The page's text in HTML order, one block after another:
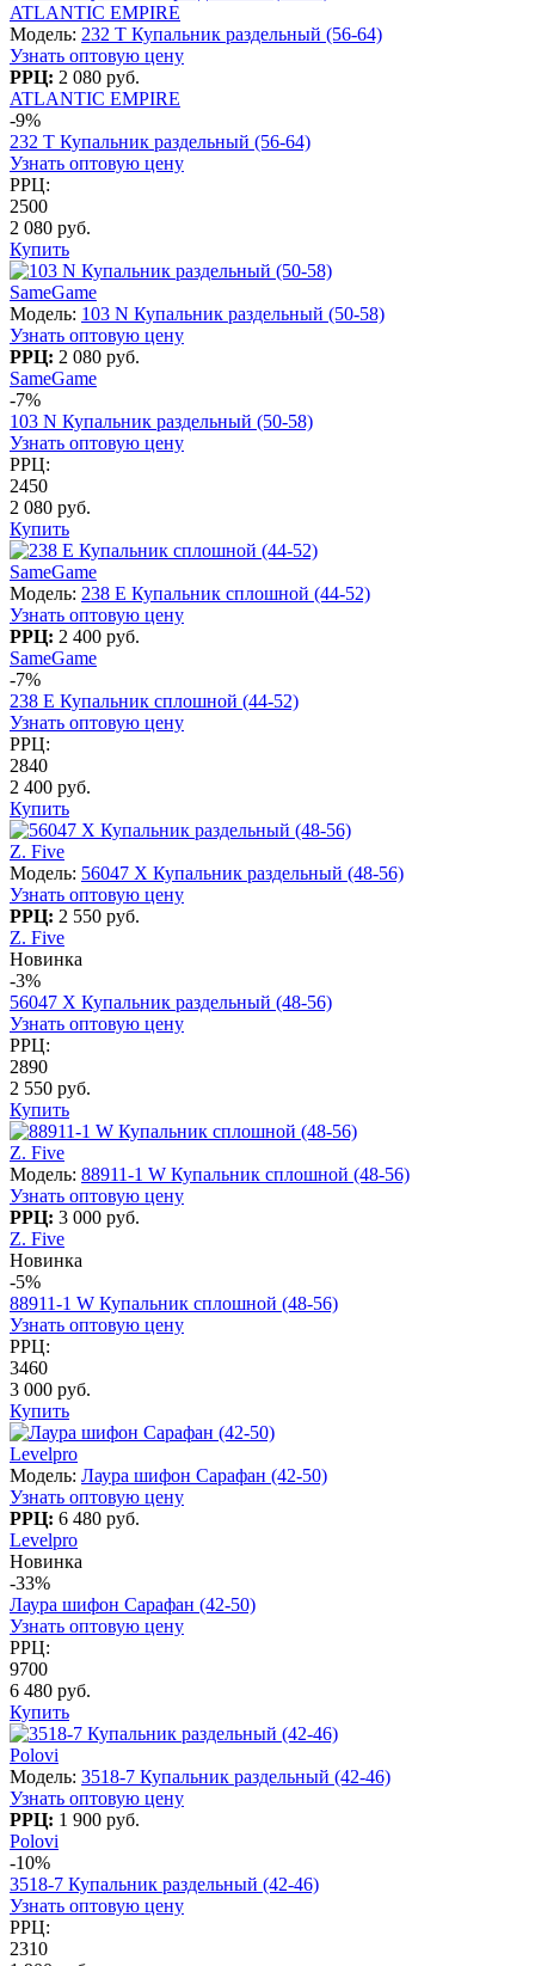
ATLANTIC EMPIRE
Модель: 232 T Купальник раздельный (56-64)
Узнать оптовую цену
РРЦ: 2 080 руб.
ATLANTIC EMPIRE
-9%
232 T Купальник раздельный (56-64)
Узнать оптовую цену
РРЦ:
2500
2 080 руб.
Купить
SameGame
Модель: 103 N Купальник раздельный (50-58)
Узнать оптовую цену
РРЦ: 2 080 руб.
SameGame
-7%
103 N Купальник раздельный (50-58)
Узнать оптовую цену
РРЦ:
2450
2 080 руб.
Купить
SameGame
Модель: 238 E Купальник сплошной (44-52)
Узнать оптовую цену
РРЦ: 2 400 руб.
SameGame
-7%
238 E Купальник сплошной (44-52)
Узнать оптовую цену
РРЦ:
2840
2 400 руб.
Купить
Z. Five
Модель: 56047 Х Купальник раздельный (48-56)
Узнать оптовую цену
РРЦ: 2 550 руб.
Z. Five
Новинка
-3%
56047 Х Купальник раздельный (48-56)
Узнать оптовую цену
РРЦ:
2890
2 550 руб.
Купить
Z. Five
Модель: 88911-1 W Купальник сплошной (48-56)
Узнать оптовую цену
РРЦ: 3 000 руб.
Z. Five
Новинка
-5%
88911-1 W Купальник сплошной (48-56)
Узнать оптовую цену
РРЦ:
3460
3 000 руб.
Купить
Levelpro
Модель: Лаура шифон Сарафан (42-50)
Узнать оптовую цену
РРЦ: 6 480 руб.
Levelpro
Новинка
-33%
Лаура шифон Сарафан (42-50)
Узнать оптовую цену
РРЦ:
9700
6 480 руб.
Купить
Polovi
Модель: 3518-7 Купальник раздельный (42-46)
Узнать оптовую цену
РРЦ: 1 900 руб.
Polovi
-10%
3518-7 Купальник раздельный (42-46)
Узнать оптовую цену
РРЦ:
2310